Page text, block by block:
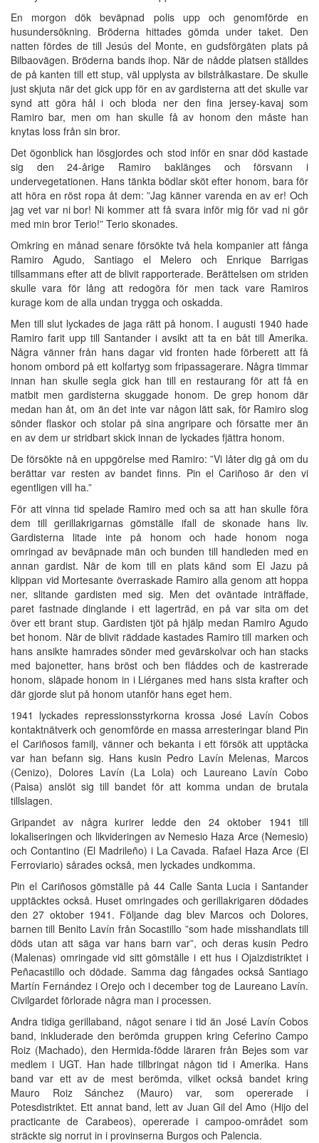
En morgon dök beväpnad polis upp och genomförde en
husundersökning. Bröderna hittades gömda under taket. Den
natten fördes de till Jesús del Monte, en gudsförgäten plats på
Bilbaovägen. Bröderna bands ihop. När de nådde platsen ställdes
de på kanten till ett stup, väl upplysta av bilstrålkastare. De skulle
just skjuta när det gick upp för en av gardisterna att det skulle var
synd att göra hål i och bloda ner den fina jersey-kavaj som
Ramiro bar, men om han skulle få av honom den måste han
knytas loss från sin bror.
Det ögonblick han lösgjordes och stod inför en snar död kastade
sig den 24-årige Ramiro baklänges och försvann i
undervegetationen. Hans tänkta bödlar sköt efter honom, bara för
att höra en röst ropa åt dem: ”Jag känner varenda en av er! Och
jag vet var ni bor! Ni kommer att få svara inför mig för vad ni gör
med min bror Terio!” Terio skonades.
Omkring en månad senare försökte två hela kompanier att fånga
Ramiro Agudo, Santiago el Melero och Enrique Barrigas
tillsammans efter att de blivit rapporterade. Berättelsen om striden
skulle vara för lång att redogöra för men tack vare Ramiros
kurage kom de alla undan trygga och oskadda.
Men till slut lyckades de jaga rätt på honom. I augusti 1940 hade
Ramiro farit upp till Santander i avsikt att ta en båt till Amerika.
Några vänner från hans dagar vid fronten hade förberett att få
honom ombord på ett kolfartyg som fripassagerare. Några timmar
innan han skulle segla gick han till en restaurang för att få en
matbit men gardisterna skuggade honom. De grep honom där
medan han åt, om än det inte var någon lätt sak, för Ramiro slog
sönder flaskor och stolar på sina angripare och försatte mer än
en av dem ur stridbart skick innan de lyckades fjättra honom.
De försökte nå en uppgörelse med Ramiro: ”Vi låter dig gå om du
berättar var resten av bandet finns. Pin el Cariñoso är den vi
egentligen vill ha.”
För att vinna tid spelade Ramiro med och sa att han skulle föra
dem till gerillakrigarnas gömställe ifall de skonade hans liv.
Gardisterna litade inte på honom och hade honom noga
omringad av beväpnade män och bunden till handleden med en
annan gardist. När de kom till en plats känd som El Jazu på
klippan vid Mortesante överraskade Ramiro alla genom att hoppa
ner, slitande gardisten med sig. Men det oväntade inträffade,
paret fastnade dinglande i ett lagerträd, en på var sita om det
över ett brant stup. Gardisten tjöt på hjälp medan Ramiro Agudo
bet honom. När de blivit räddade kastades Ramiro till marken och
hans ansikte hamrades sönder med gevärskolvar och han stacks
med bajonetter, hans bröst och ben flåddes och de kastrerade
honom, släpade honom in i Liérganes med hans sista krafter och
där gjorde slut på honom utanför hans eget hem.
1941 lyckades repressionsstyrkorna krossa José Lavín Cobos
kontaktnätverk och genomförde en massa arresteringar bland Pin
el Cariñosos familj, vänner och bekanta i ett försök att upptäcka
var han befann sig. Hans kusin Pedro Lavín Melenas, Marcos
(Cenizo), Dolores Lavín (La Lola) och Laureano Lavín Cobo
(Paisa) anslöt sig till bandet för att komma undan de brutala
tillslagen.
Gripandet av några kurirer ledde den 24 oktober 1941 till
lokaliseringen och likvideringen av Nemesio Haza Arce (Nemesio)
och Contantino (El Madrileño) i La Cavada. Rafael Haza Arce (El
Ferroviario) sårades också, men lyckades undkomma.
Pin el Cariñosos gömställe på 44 Calle Santa Lucia i Santander
upptäcktes också. Huset omringades och gerillakrigaren dödades
den 27 oktober 1941. Följande dag blev Marcos och Dolores,
barnen till Benito Lavín från Socastillo ”som hade misshandlats till
döds utan att säga var hans barn var”, och deras kusin Pedro
(Malenas) omringade vid sitt gömställe i ett hus i Ojaizdistriktet i
Peñacastillo och dödade. Samma dag fångades också Santiago
Martín Fernández i Orejo och i december tog de Laureano Lavín.
Civilgardet förlorade några man i processen.
Andra tidiga gerillaband, något senare i tid än José Lavín Cobos
band, inkluderade den berömda gruppen kring Ceferino Campo
Roiz (Machado), den Hermida-födde läraren från Bejes som var
medlem i UGT. Han hade tillbringat någon tid i Amerika. Hans
band var ett av de mest berömda, vilket också bandet kring
Mauro Roiz Sánchez (Mauro) var, som opererade i
Potesdistriktet. Ett annat band, lett av Juan Gil del Amo (Hijo del
practicante de Carabeos), opererade i campoo-området som
sträckte sig norrut in i provinserna Burgos och Palencia.